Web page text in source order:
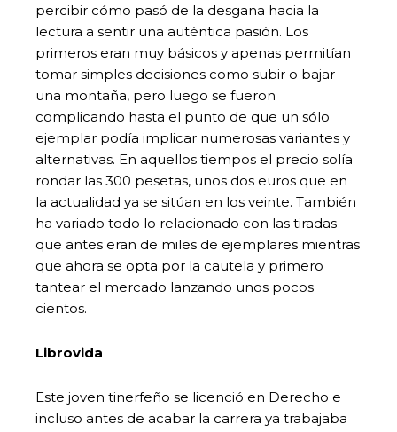
percibir cómo pasó de la desgana hacia la
lectura a sentir una auténtica pasión. Los
primeros eran muy básicos y apenas permitían
tomar simples decisiones como subir o bajar
una montaña, pero luego se fueron
complicando hasta el punto de que un sólo
ejemplar podía implicar numerosas variantes y
alternativas. En aquellos tiempos el precio solía
rondar las 300 pesetas, unos dos euros que en
la actualidad ya se sitúan en los veinte. También
ha variado todo lo relacionado con las tiradas
que antes eran de miles de ejemplares mientras
que ahora se opta por la cautela y primero
tantear el mercado lanzando unos pocos
cientos.
Librovida
Este joven tinerfeño se licenció en Derecho e
incluso antes de acabar la carrera ya trabajaba